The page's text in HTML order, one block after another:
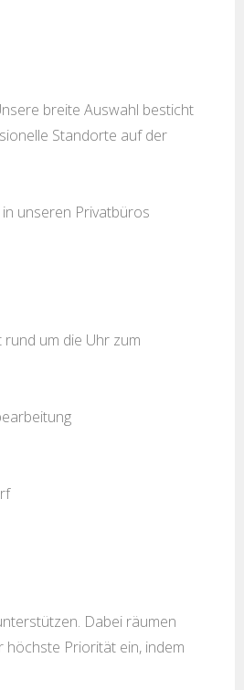
breite Auswahl besticht
Standorte auf der
unseren Privatbüros
um die Uhr zum
Dabei räumen
Priorität ein, indem